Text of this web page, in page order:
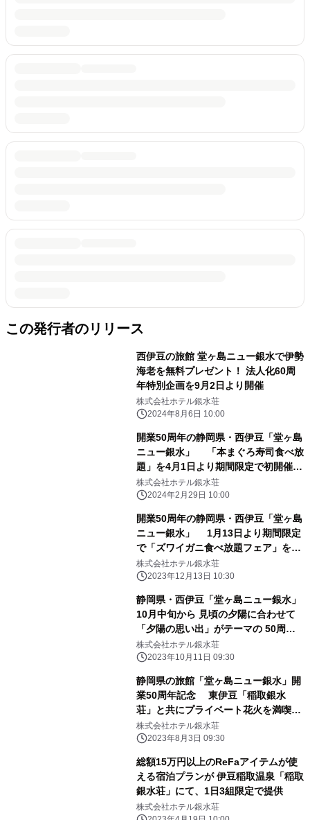
この発行者のリリース
西伊豆の旅館 堂ヶ島ニュー銀水で伊勢
海老を無料プレゼント！ 法人化60周
年特別企画を9月2日より開催
株式会社ホテル銀水荘
2024年8月6日 10:00
開業50周年の静岡県・西伊豆「堂ヶ島
ニュー銀水」 「本まぐろ寿司食べ放
題」を4月1日より期間限定で初開催！
お好みに合わせた会席プランとの組み
合わせが可能
株式会社ホテル銀水荘
2024年2月29日 10:00
開業50周年の静岡県・西伊豆「堂ヶ島
ニュー銀水」 1月13日より期間限定
で「ズワイガニ食べ放題フェア」を初
開催！ お好みに合わせた会席プランと
の組み合わせが可能
株式会社ホテル銀水荘
2023年12月13日 10:30
静岡県・西伊豆「堂ヶ島ニュー銀水」
10月中旬から 見頃の夕陽に合わせて
「夕陽の思い出」がテーマの 50周年
特別企画を実施！抽選で無料宿泊券プ
レゼントも
株式会社ホテル銀水荘
2023年10月11日 09:30
静岡県の旅館「堂ヶ島ニュー銀水」開
業50周年記念 東伊豆「稲取銀水
荘」と共にプライベート花火を満喫で
きる 特別企画と宿泊プランの販売を開
始
株式会社ホテル銀水荘
2023年8月3日 09:30
総額15万円以上のReFaアイテムが使
える宿泊プランが 伊豆稲取温泉「稲取
銀水荘」にて、1日3組限定で提供
株式会社ホテル銀水荘